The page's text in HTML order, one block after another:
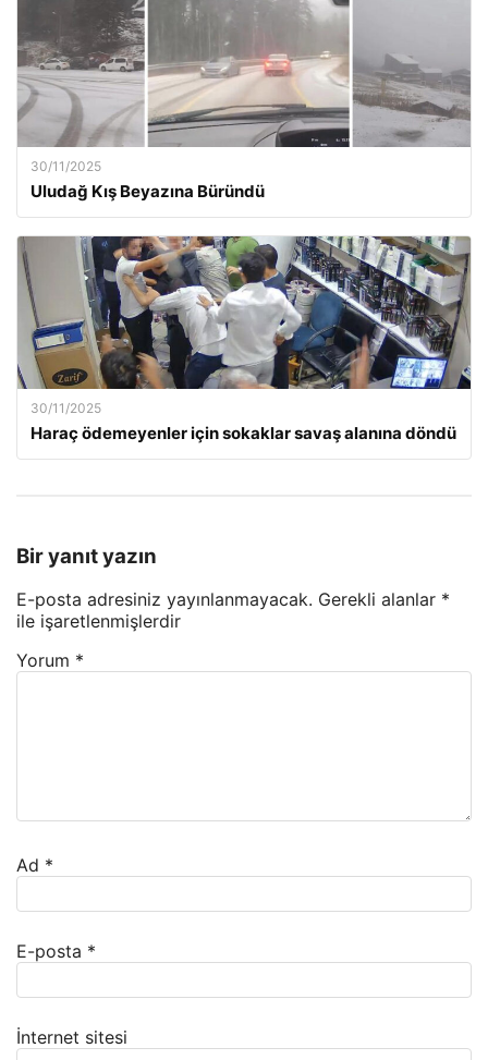
30/11/2025
Uludağ Kış Beyazına Büründü
30/11/2025
Haraç ödemeyenler için sokaklar savaş alanına döndü
Bir yanıt yazın
E-posta adresiniz yayınlanmayacak. Gerekli alanlar *
ile işaretlenmişlerdir
Yorum *
Ad *
E-posta *
İnternet sitesi